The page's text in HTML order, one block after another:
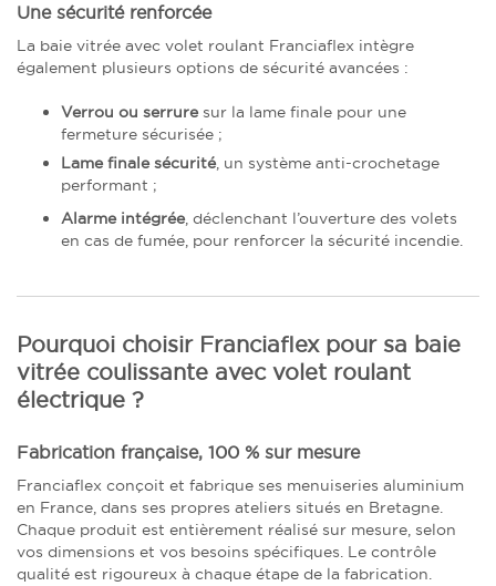
Une sécurité renforcée
La baie vitrée avec volet roulant Franciaflex intègre
également plusieurs options de sécurité avancées :
Verrou ou serruresur la lame finale pour une
fermeture sécurisée ;
Lame finale sécurité, un système anti-crochetage
performant ;
Alarme intégrée, déclenchant l’ouverture des volets
en cas de fumée, pour renforcer la sécurité incendie.
Pourquoi choisir Franciaflex pour sa baie
vitrée coulissante avec volet roulant
électrique ?
Fabrication française, 100 % sur mesure
Franciaflex conçoit et fabrique ses menuiseries aluminium
en France, dans ses propres ateliers situés en Bretagne.
Chaque produit est entièrement réalisé sur mesure, selon
vos dimensions et vos besoins spécifiques. Le contrôle
qualité est rigoureux à chaque étape de la fabrication.